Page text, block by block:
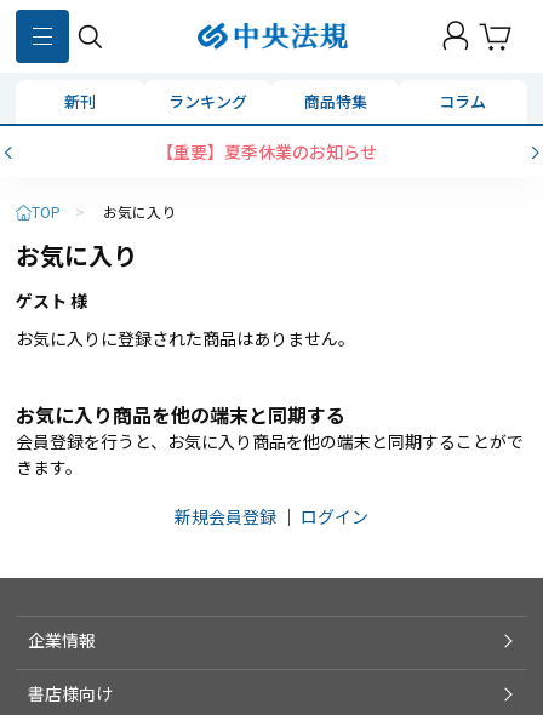
新刊 ランキング 商品特集 コラム
【重要】夏季休業のお知らせ
TOP > お気に入り
お気に入り
ゲスト 様
お気に入りに登録された商品はありません。
お気に入り商品を他の端末と同期する
会員登録を行うと、お気に入り商品を他の端末と同期することがで
きます。
新規会員登録 ｜ ログイン
企業情報
書店様向け